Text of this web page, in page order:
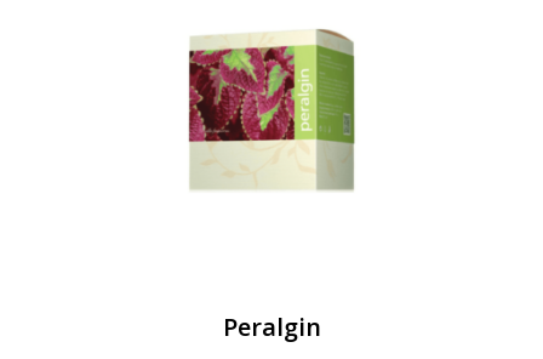
Peralgin